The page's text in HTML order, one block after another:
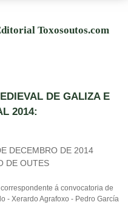
Toxosoutos.com
DE GALIZA E
2014:
DECEMBRO DE 2014
DE OUTES
á convocatoria de
- Xerardo Agrafoxo - Pedro García